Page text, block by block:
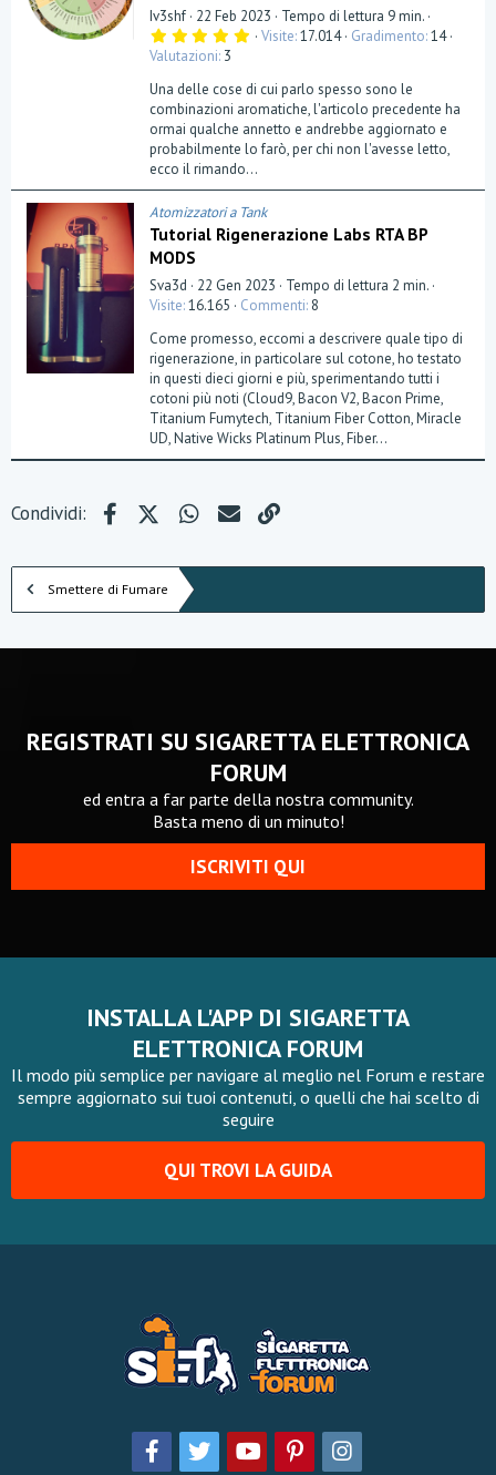
Iv3shf 22 Feb 2023
Tempo di lettura 9 min.
5
s
t
l
l
(
e
)
Visite 17.014 Gradimento 14
Valutazioni 3
Una delle cose di cui parlo spesso sono le
combinazioni aromatiche, l'articolo precedente ha
ormai qualche annetto e andrebbe aggiornato e
probabilmente lo farò, per chi non l'avesse letto,
ecco il rimando...
Atomizzatori a Tank
Tutorial Rigenerazione Labs RTA BP
MODS
Sva3d 22 Gen 2023
Tempo di lettura 2 min.
Visite 16.165 Commenti 8
Come promesso, eccomi a descrivere quale tipo di
rigenerazione, in particolare sul cotone, ho testato
in questi dieci giorni e più, sperimentando tutti i
cotoni più noti (Cloud9, Bacon V2, Bacon Prime,
Titanium Fumytech, Titanium Fiber Cotton, Miracle
UD, Native Wicks Platinum Plus, Fiber...
Condividi: FacebookX (Twitter)WhatsApp
e-mail
Smettere di Fumare
REGISTRATI SU SIGARETTA ELETTRONICA
FORUM
ed entra a far parte della nostra community.
Basta meno di un minuto!
ISCRIVITI QUI
INSTALLA L'APP DI SIGARETTA
ELETTRONICA FORUM
Il modo più semplice per navigare al meglio nel Forum e restare
sempre aggiornato sui tuoi contenuti, o quelli che hai scelto di
seguire
QUI TROVI LA GUIDA